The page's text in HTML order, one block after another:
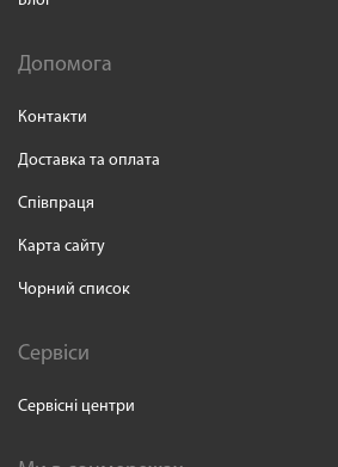
Допомога
Контакти
Доставка та оплата
Співпраця
Карта сайту
Чорний список
Сервіси
Сервісні центри